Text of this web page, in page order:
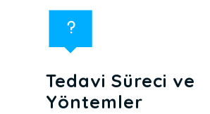
Tedavi Süreci ve
Yöntemler